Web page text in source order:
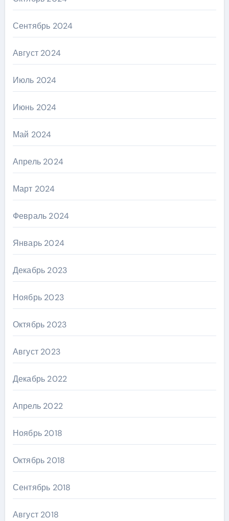
Сентябрь 2024
Август 2024
Июль 2024
Июнь 2024
Май 2024
Апрель 2024
Март 2024
Февраль 2024
Январь 2024
Декабрь 2023
Ноябрь 2023
Октябрь 2023
Август 2023
Декабрь 2022
Апрель 2022
Ноябрь 2018
Октябрь 2018
Сентябрь 2018
Август 2018